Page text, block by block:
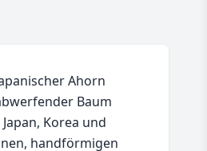
Ahorn
Baum
Korea und
handförmigen